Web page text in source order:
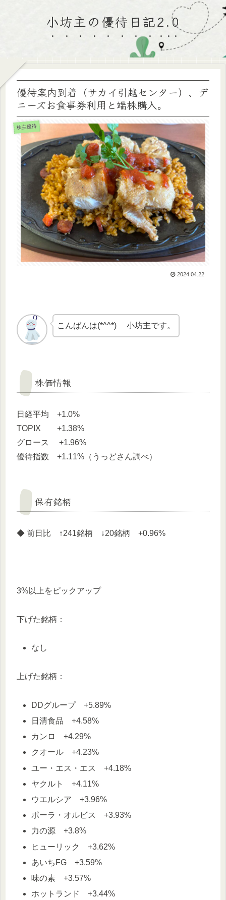
小坊主の優待日記2.0
優待案内到着（サカイ引越センター）、デ
ニーズお食事券利用と端株購入。
株主優待
2024.04.22
こんばんは(*^^*) 小坊主です。
株価情報
日経平均 +1.0%
TOPIX +1.38%
グロース +1.96%
優待指数 +1.11%（うっどさん調べ）
保有銘柄
◆ 前日比 ↑241銘柄 ↓20銘柄 +0.96%
3%以上をピックアップ
下げた銘柄：
なし
上げた銘柄：
DDグループ +5.89%
日清食品 +4.58%
カンロ +4.29%
クオール +4.23%
ユー・エス・エス +4.18%
ヤクルト +4.11%
ウエルシア +3.96%
ポーラ・オルビス +3.93%
力の源 +3.8%
ヒューリック +3.62%
あいちFG +3.59%
味の素 +3.57%
ホットランド +3.44%